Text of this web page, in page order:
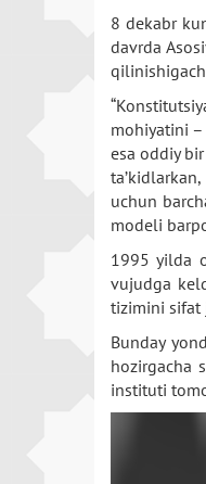
8 dekabr
davrda
mohiyatini
esa oddiy
uchun
modeli
1995 yilda
vujudga
tizimini sifat
Bunday
hozirgacha
instituti